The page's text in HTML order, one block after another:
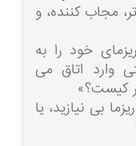
مجاب کننده، و
خود را به
وارد اتاق می
کیست؟»
بی نیازید، یا